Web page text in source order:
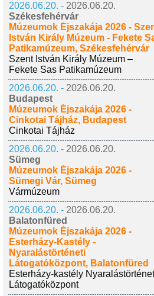
2026.06.20. - 2026.06.20.
Székesfehérvár
Múzeumok Éjszakája 2026 -
István Király Múzeum - Fekete
Patikamúzeum, Székesfehérvár
Szent István Király Múzeum –
Fekete Sas Patikamúzeum
2026.06.20. - 2026.06.20.
Budapest
Múzeumok Éjszakája 2026 -
Cinkotai Tájház, Budapest
Cinkotai Tájház
2026.06.20. - 2026.06.20.
Sümeg
Múzeumok Éjszakája 2026 -
Sümegi Vár, Sümeg
Vármúzeum
2026.06.20. - 2026.06.20.
Balatonfüred
Múzeumok Éjszakája 2026 -
Esterházy-Kastély -
Nyaralástörténeti
Látogatóközpont, Balatonfüred
Esterházy-kastély
Látogatóközpont